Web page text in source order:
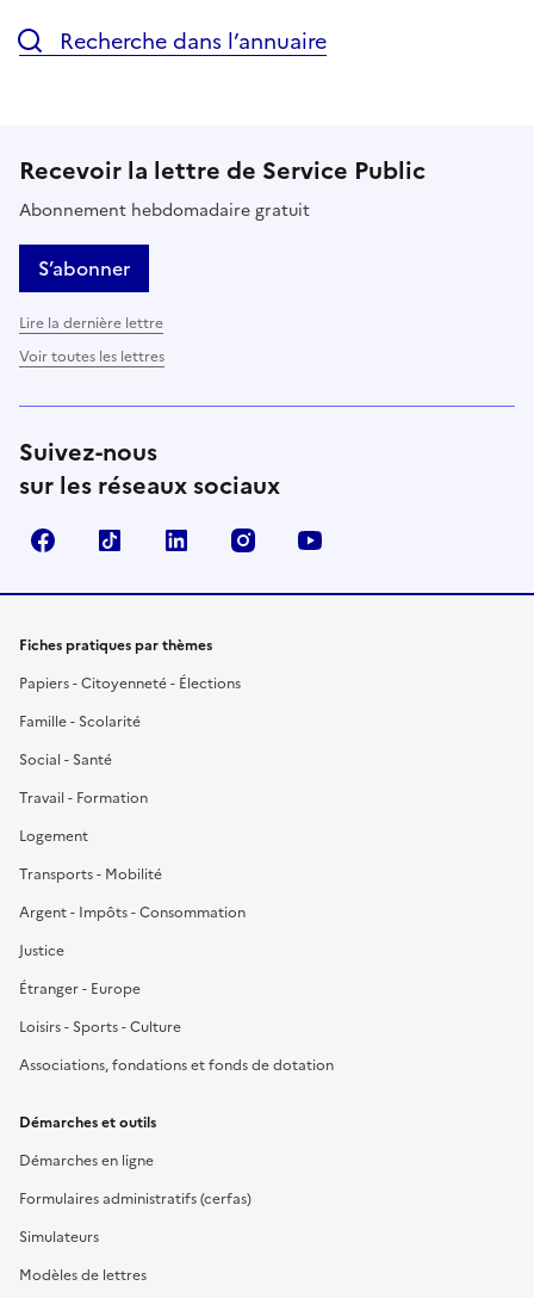
Recherche dans l’annuaire
Recevoir la lettre de Service Public
Abonnement hebdomadaire gratuit
S’abonner
Lire la dernière lettre
Voir toutes les lettres
Suivez-nous
sur les réseaux sociaux
FacebookTikTok LinkedIn Instagram
Fiches pratiques par thèmes
Papiers - Citoyenneté - Élections
Famille - Scolarité
Social - Santé
Travail - Formation
Logement
Transports - Mobilité
Argent - Impôts - Consommation
Justice
Étranger - Europe
Loisirs - Sports - Culture
Associations, fondations et fonds de dotation
Démarches et outils
Démarches en ligne
Formulaires administratifs (cerfas)
Simulateurs
Modèles de lettres